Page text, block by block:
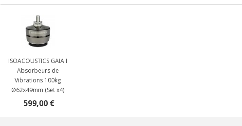
ISOACOUSTICS GAIA I
Absorbeurs de
Vibrations 100kg
Ø62x49mm (Set x4)
599,00 €